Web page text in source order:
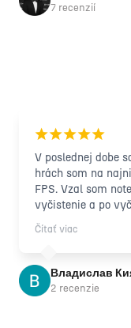
7 recenzií
¡¡¡¡¡
V poslednej dobe
hrách som na
FPS. Vzal som
vyčistenie a po
30 FPS na
povedať, že
Chcel by som tiež
som problém
aj tak ma
Čítať viac
Владислав
2 recenzie